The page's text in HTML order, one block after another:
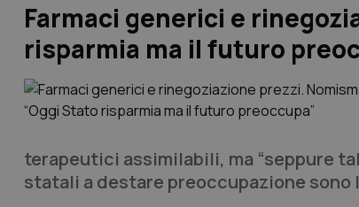
Farmaci generici e
risparmia ma il futuro
terapeutici assimilabili, ma “seppure
statali a destare preoccupazione sono